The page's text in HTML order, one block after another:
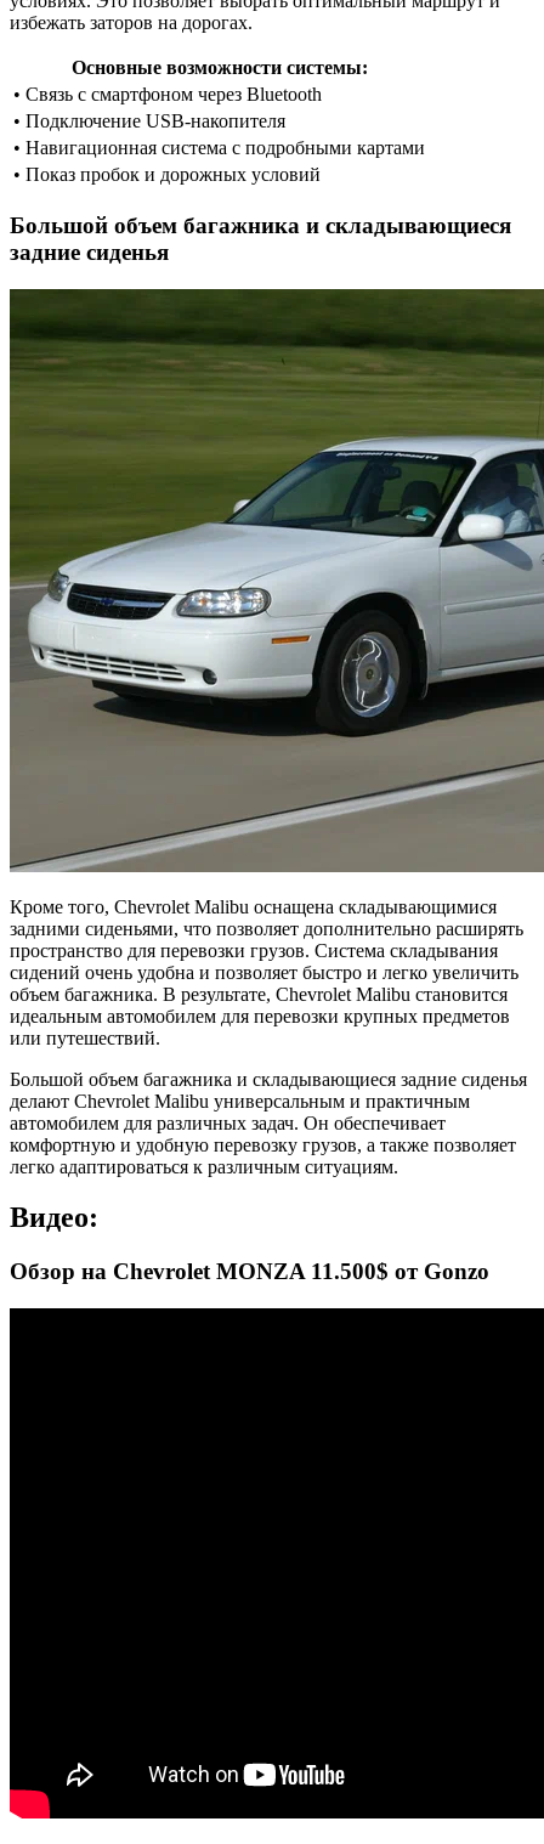
избежать заторов на дорогах.
Основные возможности системы:
• Связь с смартфоном через Bluetooth
• Подключение USB-накопителя
• Навигационная система с подробными картами
• Показ пробок и дорожных условий
Большой объем багажника и складывающиеся
задние сиденья
Кроме того, Chevrolet Malibu оснащена складывающимися
задними сиденьями, что позволяет дополнительно расширять
пространство для перевозки грузов. Система складывания
сидений очень удобна и позволяет быстро и легко увеличить
объем багажника. В результате, Chevrolet Malibu становится
идеальным автомобилем для перевозки крупных предметов
или путешествий.
Большой объем багажника и складывающиеся задние сиденья
делают Chevrolet Malibu универсальным и практичным
автомобилем для различных задач. Он обеспечивает
комфортную и удобную перевозку грузов, а также позволяет
легко адаптироваться к различным ситуациям.
Видео:
Обзор на Chevrolet MONZA 11.500$ от Gonzo